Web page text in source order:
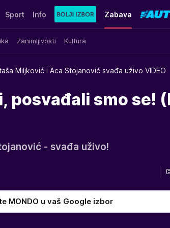
Sport Info Zabava
Zanimljivosti Kultura
Miljković i Aca Stojanović svađa uživo VIDEO
posvađali smo se!
- svađa uživo!
MONDO u vaš Google izbor